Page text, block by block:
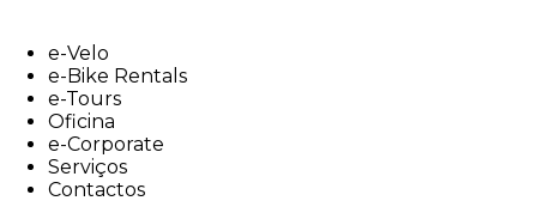
contente-Velo
e-Bike Rentals
e-Tours
Oficina
e-Corporate
Serviços
Contactos